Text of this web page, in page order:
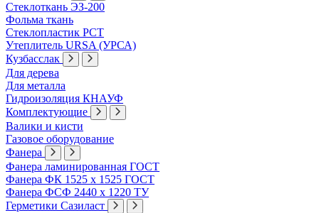
Стеклоткань ЭЗ-200
Фольма ткань
Стеклопластик РСТ
Утеплитель URSA (УРСА)
Кузбасслак
Для дерева
Для металла
Гидроизоляция КНАУФ
Комплектующие
Валики и кисти
Газовое оборудование
Фанера
Фанера ламинированная ГОСТ
Фанера ФК 1525 х 1525 ГОСТ
Фанера ФСФ 2440 х 1220 ТУ
Герметики Сазиласт